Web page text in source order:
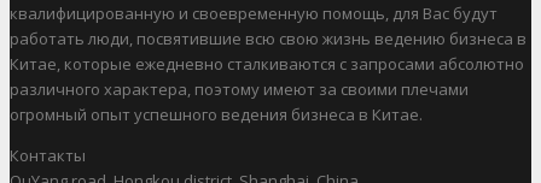
квалифицированную и своевременную помощь, для Вас будут
работать люди, посвятившие всю свою жизнь ведению бизнеса в
Китае, которые ежедневно сталкиваются с запросами абсолютно
различного характера, поэтому имеют за своими плечами
огромный опыт успешного ведения бизнеса в Китае.
Контакты